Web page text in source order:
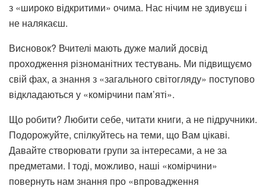
з «широко відкритими» очима. Нас нічим не здивуєш і
не налякаєш.
Висновок? Вчителі мають дуже малий досвід
проходження різноманітних тестувань. Ми підвищуємо
свій фах, а знання з «загального світогляду» поступово
відкладаються у «комірчини пам’яті».
Що робити? Любити себе, читати книги, а не підручники.
Подорожуйте, спілкуйтесь на теми, що Вам цікаві.
Давайте створювати групи за інтересами, а не за
предметами. І тоді, можливо, наші «комірчини»
повернуть нам знання про «впровадження